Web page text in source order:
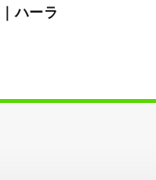
ハーラ